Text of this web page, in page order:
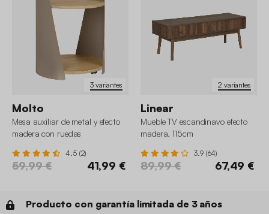
3 variantes
Molto
Mesa auxiliar de metal y efecto
madera con ruedas
4.5 (2)
59,99 € 41,99 €
2 variantes
Linear
Mueble TV escandinavo efecto
madera, 115cm
3.9 (64)
89,99 € 67,49 €
Producto con garantía limitada de 3 años